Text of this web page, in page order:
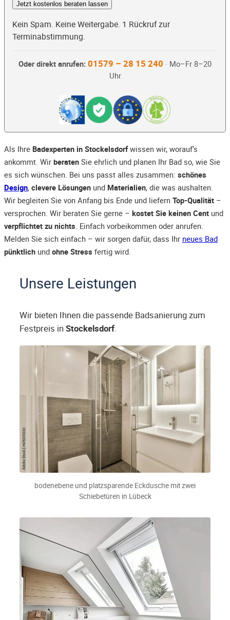
Jetzt kostenlos beraten lassen
Kein Spam. Keine Weitergabe. 1 Rückruf zur
Terminabstimmung.
Oder direkt anrufen: 01579 – 28 15 240 · Mo–Fr 8–20
Uhr
Als Ihre Badexperten in Stockelsdorfwissen wir, worauf’s
ankommt. Wir beraten Sie ehrlich und planen Ihr Bad so, wie Sie
es sich wünschen. Bei uns passt alles zusammen: schönes
Design, clevere Lösungen und Materialien, die was aushalten.
Wir begleiten Sie von Anfang bis Ende und liefern Top-Qualität –
versprochen. Wir beraten Sie gerne – kostet Sie keinen Cent und
verpflichtet zu nichts. Einfach vorbeikommen oder anrufen.
Melden Sie sich einfach – wir sorgen dafür, dass Ihr neues Bad
pünktlich und ohne Stress fertig wird.
Unsere Leistungen
Wir bieten Ihnen die passende Badsanierung zum
Festpreis in Stockelsdorf.
bodenebene und platzsparende Eckdusche mit zwei
Schiebetüren in Lübeck